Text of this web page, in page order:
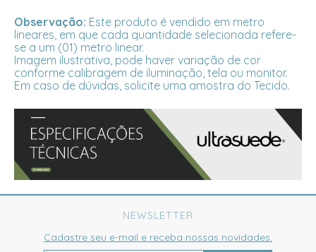
Observação: Este produto é vendido em metro
lineares, em que cada quantidade selecionada refere-
se a um (01) metro linear.
Imagem ilustrativa, pode haver variação de cor
conforme calibragem de iluminação, tela ou monitor.
Em caso de dúvidas, solicite uma amostra do Tecido.
NEWSLETTER
Cadastre seu e-mail e receba nossas novidades.